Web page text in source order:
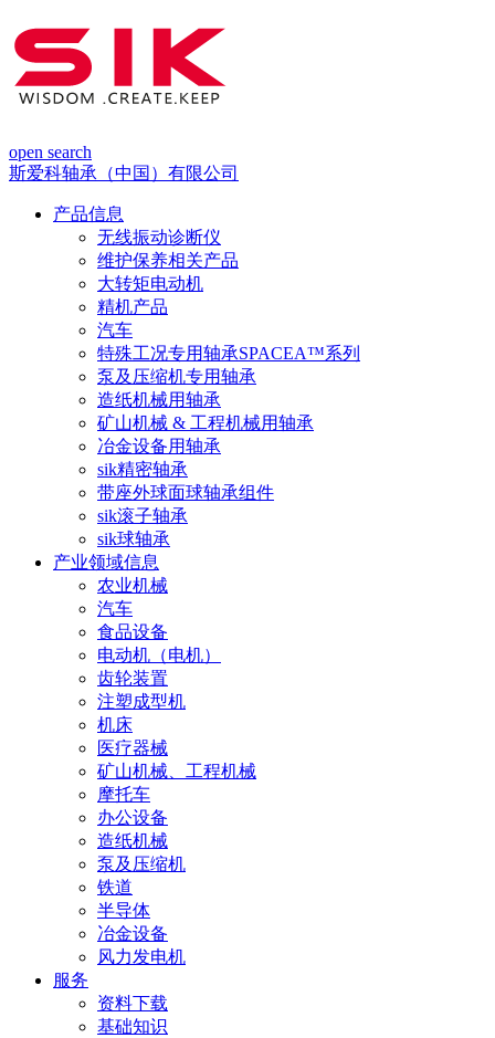
open search
斯爱科轴承（中国）有限公司
产品信息
无线振动诊断仪
维护保养相关产品
大转矩电动机
精机产品
汽车
特殊工况专用轴承SPACEA™系列
泵及压缩机专用轴承
造纸机械用轴承
矿山机械 & 工程机械用轴承
冶金设备用轴承
sik精密轴承
带座外球面球轴承组件
sik滚子轴承
sik球轴承
产业领域信息
农业机械
汽车
食品设备
电动机（电机）
齿轮装置
注塑成型机
机床
医疗器械
矿山机械、工程机械
摩托车
办公设备
造纸机械
泵及压缩机
铁道
半导体
冶金设备
风力发电机
服务
资料下载
基础知识